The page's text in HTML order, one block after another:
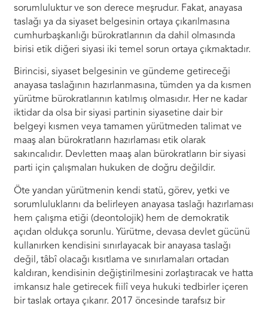
sorumluluktur ve son derece meşrudur. Fakat, anayasa
taslağı ya da siyaset belgesinin ortaya çıkarılmasına
cumhurbaşkanlığı bürokratlarının da dahil olmasında
birisi etik diğeri siyasi iki temel sorun ortaya çıkmaktadır.
Birincisi, siyaset belgesinin ve gündeme getireceği
anayasa taslağının hazırlanmasına, tümden ya da kısmen
yürütme bürokratlarının katılmış olmasıdır. Her ne kadar
iktidar da olsa bir siyasi partinin siyasetine dair bir
belgeyi kısmen veya tamamen yürütmeden talimat ve
maaş alan bürokratların hazırlaması etik olarak
sakıncalıdır. Devletten maaş alan bürokratların bir siyasi
parti için çalışmaları hukuken de doğru değildir.
Öte yandan yürütmenin kendi statü, görev, yetki ve
sorumluluklarını da belirleyen anayasa taslağı hazırlaması
hem çalışma etiği (deontolojik) hem de demokratik
açıdan oldukça sorunlu. Yürütme, devasa devlet gücünü
kullanırken kendisini sınırlayacak bir anayasa taslağı
değil, tâbî olacağı kısıtlama ve sınırlamaları ortadan
kaldıran, kendisinin değiştirilmesini zorlaştıracak ve hatta
imkansız hale getirecek fiilî veya hukuki tedbirler içeren
bir taslak ortaya çıkarır. 2017 öncesinde tarafsız bir